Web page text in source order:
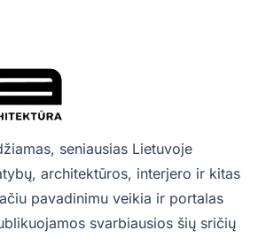
seniausias Lietuvoje
architektūros, interjero ir kitas
pavadinimu veikia ir portalas
svarbiausios šių sričių